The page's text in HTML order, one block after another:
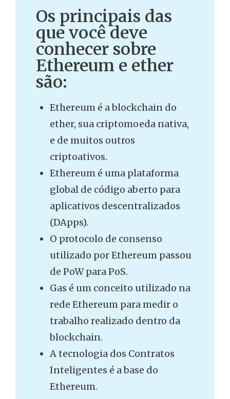
Os principais das
que você deve
conhecer sobre
Ethereum e ether
são:
Ethereum é a blockchain do
ether, sua criptomoeda nativa,
e de muitos outros
criptoativos.
Ethereum é uma plataforma
global de código aberto para
aplicativos descentralizados
(DApps).
O protocolo de consenso
utilizado por Ethereum passou
de PoW para PoS.
Gas é um conceito utilizado na
rede Ethereum para medir o
trabalho realizado dentro da
blockchain.
A tecnologia dos Contratos
Inteligentes é a base do
Ethereum.